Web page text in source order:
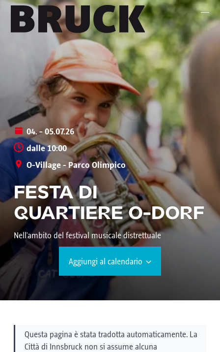
+43 (0) 512 / 56 15 00
office@innsbruckmarketing.at
Mo. – Fr.: 9:00 – 17:00 Uhr
04. - 05.07.26
dalle 10:00
O-Village - Parco Olimpico
FESTA DI
QUARTIERE O-DORF
Nell'ambito del festival musicale distrettuale
Aggiungi al calendario
Questa pagina è stata tradotta automaticamente. La
Città di Innsbruck non si assume alcuna